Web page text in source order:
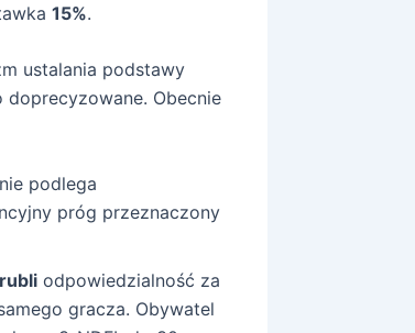
15%.
ustalania podstawy
Obecnie
podlega
próg przeznaczony
odpowiedzialność za
gracza. Obywatel